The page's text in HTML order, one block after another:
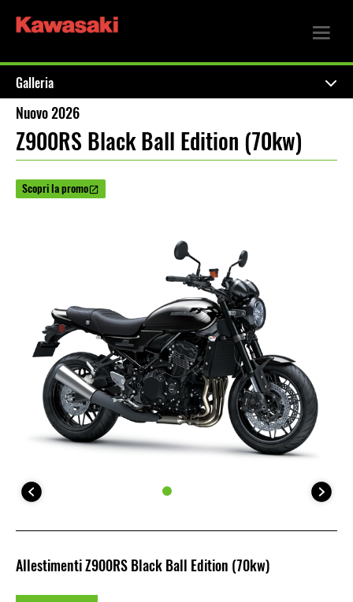
Galleria
Nuovo 2026
Z900RS Black Ball Edition (70kw)
Scopri la promo
Allestimenti Z900RS Black Ball Edition (70kw)